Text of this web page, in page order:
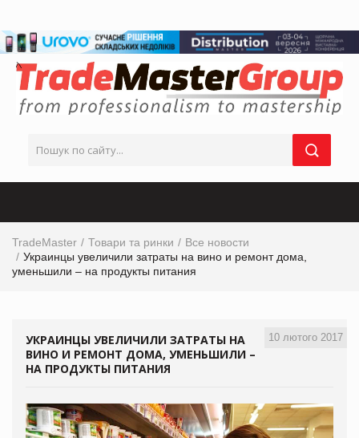
TradeMaster Товари та ринки
Все новости
Украинцы увеличили затраты на вино и ремонт дома,
уменьшили – на продукты питания
10 лютого 2017
УКРАИНЦЫ УВЕЛИЧИЛИ ЗАТРАТЫ НА
ВИНО И РЕМОНТ ДОМА, УМЕНЬШИЛИ –
НА ПРОДУКТЫ ПИТАНИЯ